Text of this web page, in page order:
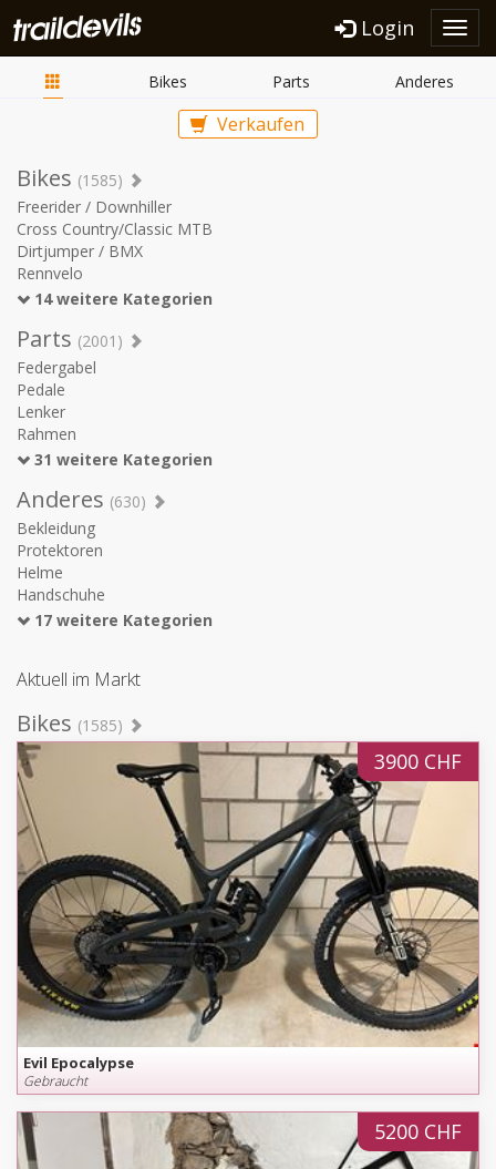
Login
Bikes Parts Anderes
Verkaufen
Bikes (1585)
Freerider / Downhiller
Cross Country/Classic MTB
Dirtjumper / BMX
Rennvelo
14 weitere Kategorien
Parts (2001)
Federgabel
Pedale
Lenker
Rahmen
31 weitere Kategorien
Anderes (630)
Bekleidung
Protektoren
Helme
Handschuhe
17 weitere Kategorien
Aktuell im Markt
Bikes (1585)
3900 CHF
Evil Epocalypse
Gebraucht
5200 CHF